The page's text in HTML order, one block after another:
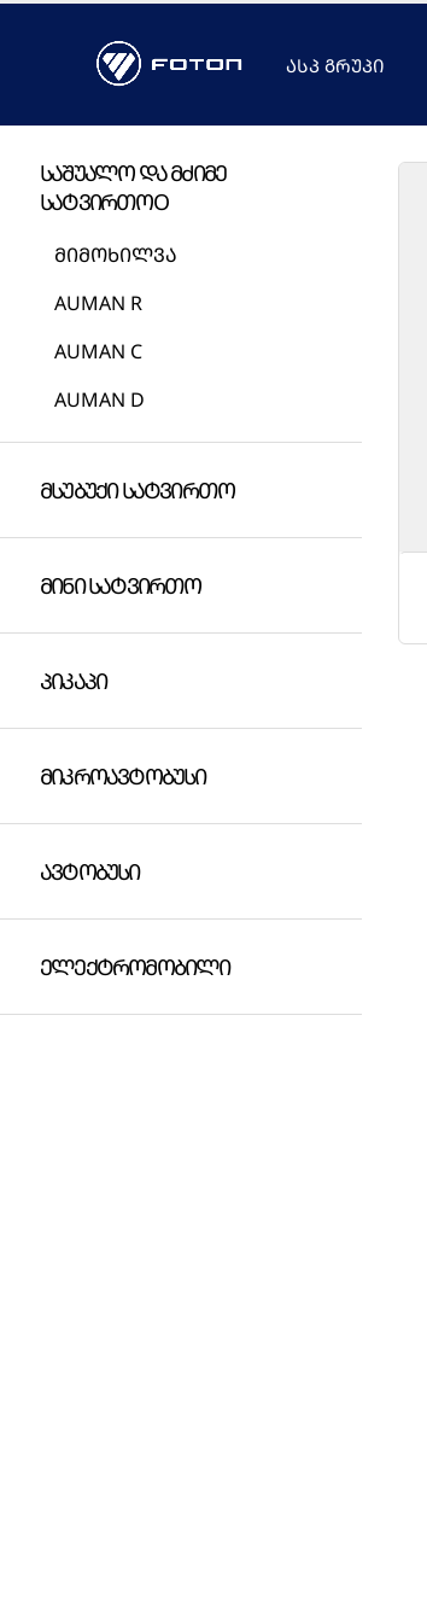
ᲐᲡᲞ ᲒᲠᲣᲞᲘ
ᲡᲐᲨᲣᲐᲚᲝ ᲓᲐ ᲛᲫᲘᲛᲔ
ᲡᲐᲢᲕᲘᲠᲗᲝO
მიმოხილვა
AUMAN R
AUMAN C
AUMAN D
ᲛᲡᲣᲑᲣᲥᲘ ᲡᲐᲢᲕᲘᲠᲗᲝ
ᲛᲘᲜᲘ ᲡᲐᲢᲕᲘᲠᲗᲝ
ᲞᲘᲙᲐᲞᲘ
ᲛᲘᲙᲠᲝᲐᲕᲢᲝᲑᲣᲡᲘ
ᲐᲕᲢᲝᲑᲣᲡᲘ
ᲔᲚᲔᲥᲢᲠᲝᲛᲝᲑᲘᲚᲘ